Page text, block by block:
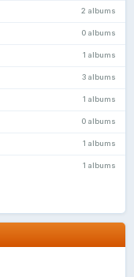
2 albums
0 albums
1 albums
3 albums
1 albums
0 albums
1 albums
1 albums